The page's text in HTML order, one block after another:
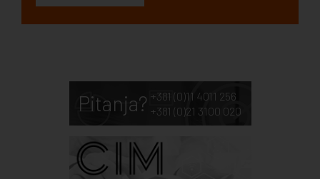
Pitanja? +381 (0)11 4011 256
+381 (0)21 3100 020